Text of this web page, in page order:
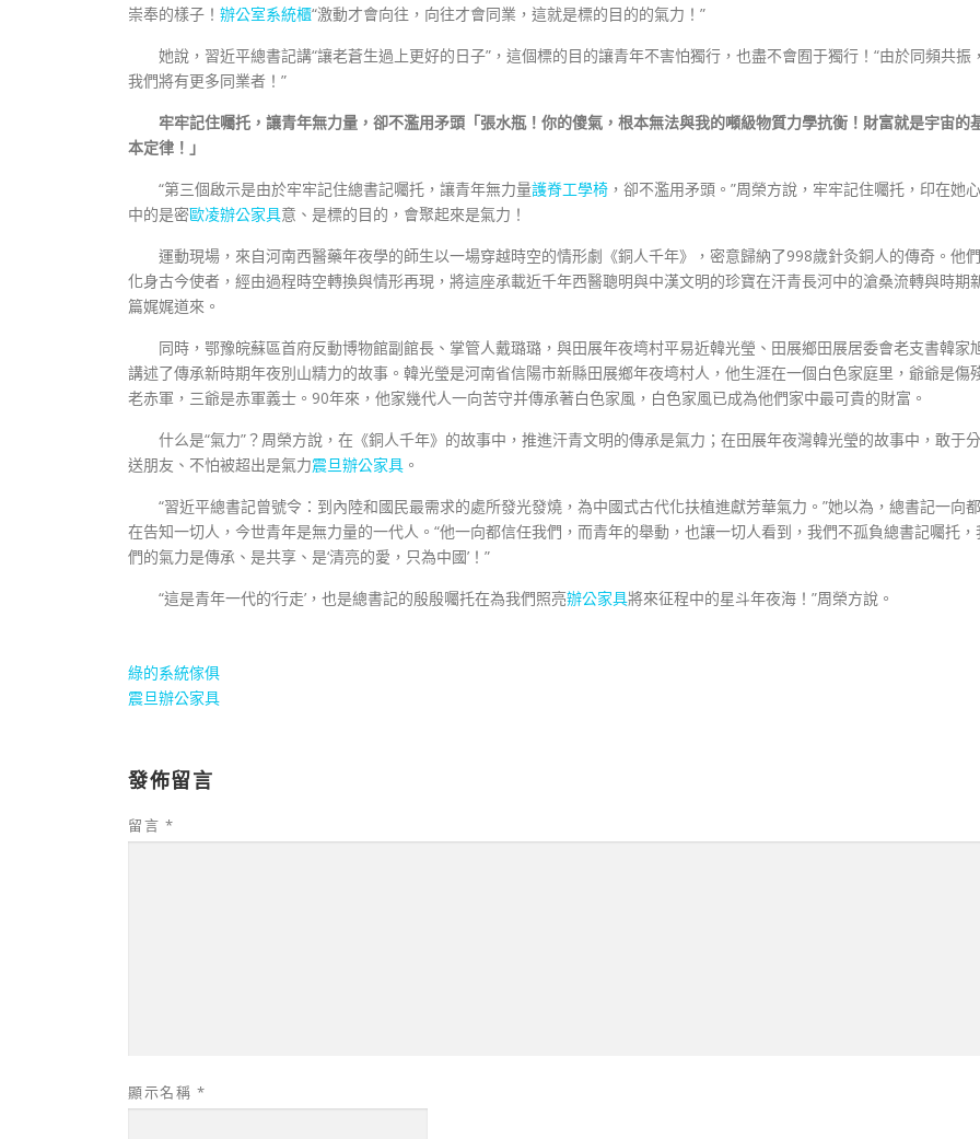
崇奉的樣子！ 辦公室系統櫃“激動才會向往，向往才會同業，這就是標的目的的氣力！”
她說，習近平總書記講“讓老蒼生過上更好的日子”，這個標的目的讓青年不害怕獨行，也盡不會囿于獨行！“由於同頻共振，
我們將有更多同業者！”
牢牢記住囑托，讓青年無力量，卻不濫用矛頭「張水瓶！你的傻氣，根本無法與我的噸級物質力學抗衡！財富就是宇宙的
本定律！」
“第三個啟示是由於牢牢記住總書記囑托，讓青年無力量護脊工學椅 ，卻不濫用矛頭。”周榮方說，牢牢記住囑托，印在她心
中的是密歐凌辦公家具意、是標的目的，會聚起來是氣力！
運動現場，來自河南西醫藥年夜學的師生以一場穿越時空的情形劇《銅人千年》，密意歸納了998歲針灸銅人的傳奇。他們
化身古今使者，經由過程時空轉換與情形再現，將這座承載近千年西醫聰明與中漢文明的珍寶在汗青長河中的滄桑流轉與時期
篇娓娓道來。
同時，鄂豫皖蘇區首府反動博物館副館長、掌管人戴璐璐，與田展年夜塆村平易近韓光瑩、田展鄉田展居委會老支書韓家
講述了傳承新時期年夜別山精力的故事。韓光瑩是河南省信陽市新縣田展鄉年夜塆村人，他生涯在一個白色家庭里，爺爺是傷
老赤軍，三爺是赤軍義士。90年來，他家幾代人一向苦守并傳承著白色家風，白色家風已成為他們家中最可貴的財富。
什么是“氣力”？周榮方說，在《銅人千年》的故事中，推進汗青文明的傳承是氣力；在田展年夜灣韓光瑩的故事中，敢于分
送朋友、不怕被超出是氣力震旦辦公家具 。
“習近平總書記曾號令：到內陸和國民最需求的處所發光發燒，為中國式古代化扶植進獻芳華氣力。”她以為，總書記一向都
在告知一切人，今世青年是無力量的一代人。“他一向都信任我們，而青年的舉動，也讓一切人看到，我們不孤負總書記囑托，
們的氣力是傳承、是共享、是‘清亮的愛，只為中國’！”
“這是青年一代的‘行走’，也是總書記的殷殷囑托在為我們照亮辦公家具將來征程中的星斗年夜海！”周榮方說。
綠的系統傢俱
震旦辦公家具
發佈留言
留言 *
顯示名稱 *